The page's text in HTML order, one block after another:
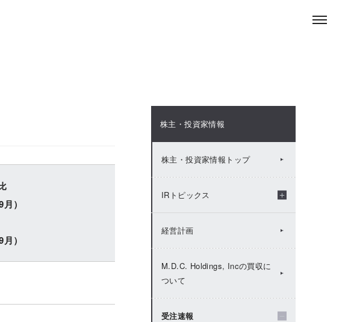
）
）
株主・投資家情報
株主・投資家情報トップ
IRトピックス
2026年：IRトピックス
2025年：IRトピックス
経営計画
M.D.C. Holdings, Incの買収に
ついて
受注速報